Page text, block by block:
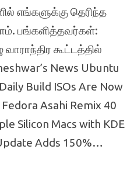
எங்களுக்கு தெரிந்த
பங்களித்தவர்கள்:
கூட்டத்தில்
News Ubuntu
Build ISOs Are Now
Asahi Remix 40
Silicon Macs with KDE
Adds 150%…